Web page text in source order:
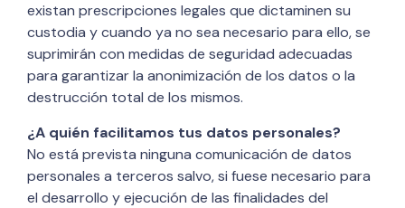
existan prescripciones legales que dictaminen su
custodia y cuando ya no sea necesario para ello, se
suprimirán con medidas de seguridad adecuadas
para garantizar la anonimización de los datos o la
destrucción total de los mismos.
¿A quién facilitamos tus datos personales?
No está prevista ninguna comunicación de datos
personales a terceros salvo, si fuese necesario para
el desarrollo y ejecución de las finalidades del